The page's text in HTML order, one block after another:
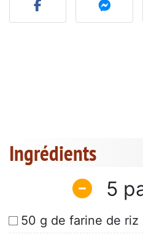
Ingrédients
5
50 g de farine de riz